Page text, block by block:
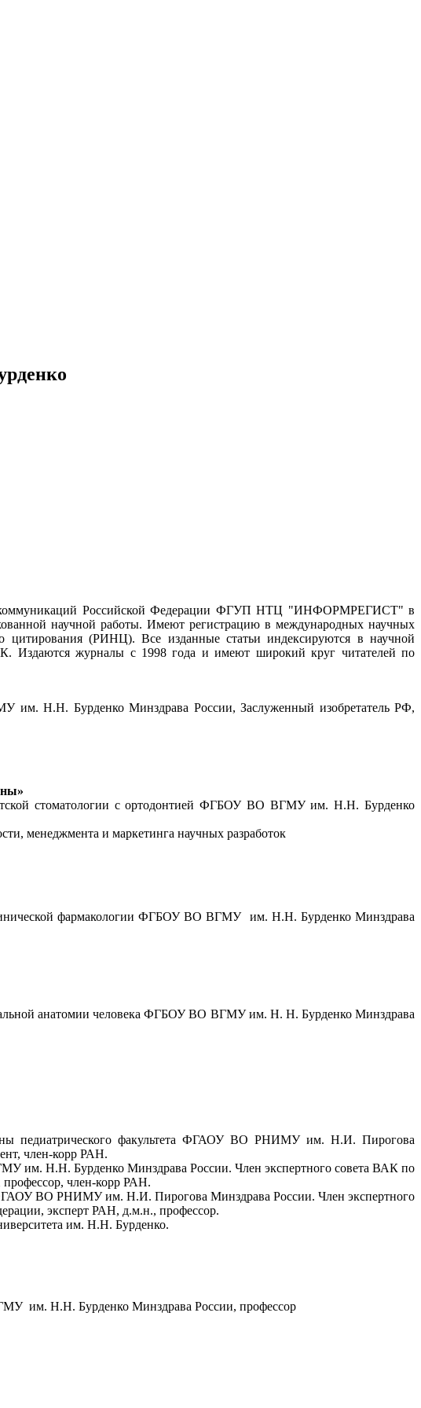
коммуникаций Российской Федерации ФГУП НТЦ "ИНФОРМРЕГИСТ" в
научной работы. Имеют регистрацию в международных научных
цитирования (РИНЦ). Все изданные статьи индексируются в научной
Издаются журналы с 1998 года и имеют широкий круг читателей по
им. Н.Н. Бурденко Минздрава России, Заслуженный изобретатель РФ,
стоматологии с ортодонтией ФГБОУ ВО ВГМУ им. Н.Н. Бурденко
менеджмента и маркетинга научных разработок
фармакологии ФГБОУ ВО ВГМУ им. Н.Н. Бурденко Минздрава
анатомии человека ФГБОУ ВО ВГМУ им. Н. Н. Бурденко Минздрава
педиатрического факультета ФГАОУ ВО РНИМУ им. Н.И. Пирогова
член-корр РАН.
им. Н.Н. Бурденко Минздрава России. Член экспертного совета ВАК по
член-корр РАН.
ФГАОУ ВО РНИМУ им. Н.И. Пирогова Минздрава России. Член экспертного
эксперт РАН, д.м.н., профессор.
им. Н.Н. Бурденко.
им. Н.Н. Бурденко Минздрава России, профессор